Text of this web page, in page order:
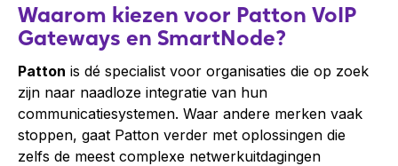
Waarom kiezen voor Patton VoIP
Gateways en SmartNode?
Patton is dé specialist voor organisaties die op zoek
zijn naar naadloze integratie van hun
communicatiesystemen. Waar andere merken vaak
stoppen, gaat Patton verder met oplossingen die
zelfs de meest complexe netwerkuitdagingen